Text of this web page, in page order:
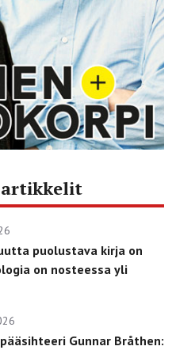
artikkelit
puolustava kirja on
on nosteessa yli
Gunnar Bråthen: